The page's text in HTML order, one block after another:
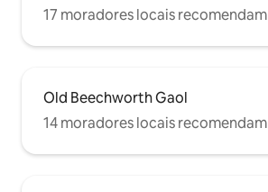
17 moradores locais recomendam
Old Beechworth Gaol
14 moradores locais recomendam